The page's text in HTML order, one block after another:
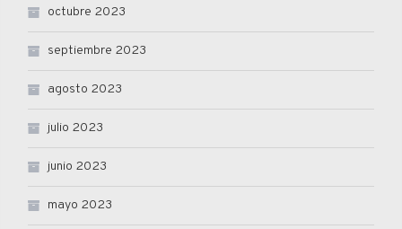
octubre 2023
septiembre 2023
agosto 2023
julio 2023
junio 2023
mayo 2023